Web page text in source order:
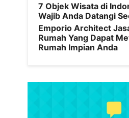
7 Objek Wisata di
Wajib Anda Datangi
Emporio Architect
Rumah Yang Dapat
Rumah Impian Anda